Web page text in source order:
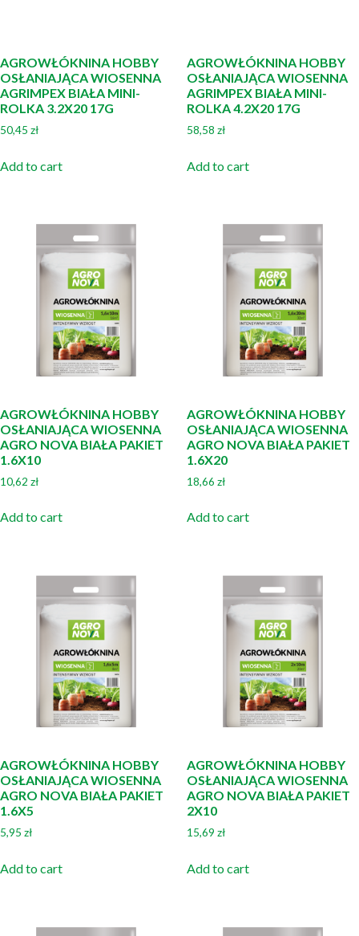
AGROWŁÓKNINA HOBBY
OSŁANIAJĄCA WIOSENNA
AGRIMPEX BIAŁA MINI-
ROLKA 3.2X20 17G
50,45 zł
Add to cart
AGROWŁÓKNINA HOBBY
OSŁANIAJĄCA WIOSENNA
AGRIMPEX BIAŁA MINI-
ROLKA 4.2X20 17G
58,58 zł
Add to cart
AGROWŁÓKNINA HOBBY
OSŁANIAJĄCA WIOSENNA
AGRO NOVA BIAŁA PAKIET
1.6X10
10,62 zł
Add to cart
AGROWŁÓKNINA HOBBY
OSŁANIAJĄCA WIOSENNA
AGRO NOVA BIAŁA PAKIET
1.6X20
18,66 zł
Add to cart
AGROWŁÓKNINA HOBBY
OSŁANIAJĄCA WIOSENNA
AGRO NOVA BIAŁA PAKIET
1.6X5
5,95 zł
Add to cart
AGROWŁÓKNINA HOBBY
OSŁANIAJĄCA WIOSENNA
AGRO NOVA BIAŁA PAKIET
2X10
15,69 zł
Add to cart